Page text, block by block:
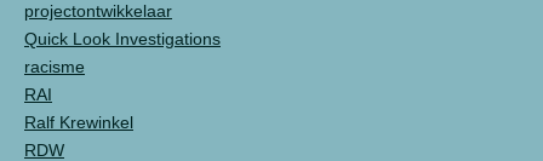
projectontwikkelaar
Quick Look Investigations
racisme
RAI
Ralf Krewinkel
RDW